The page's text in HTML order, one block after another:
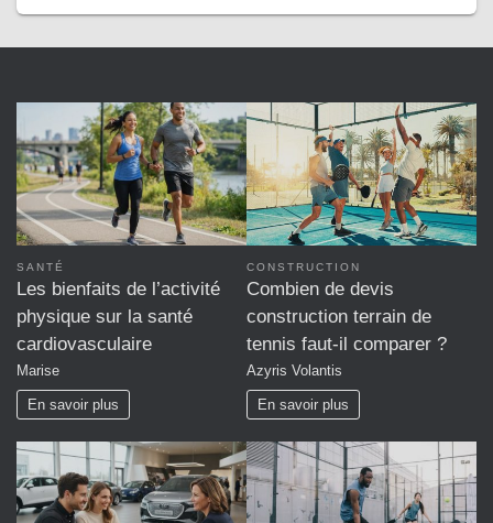
SANTÉ
Les bienfaits de l’activité
physique sur la santé
cardiovasculaire
Marise
En savoir plus
CONSTRUCTION
Combien de devis
construction terrain de
tennis faut-il comparer ?
Azyris Volantis
En savoir plus